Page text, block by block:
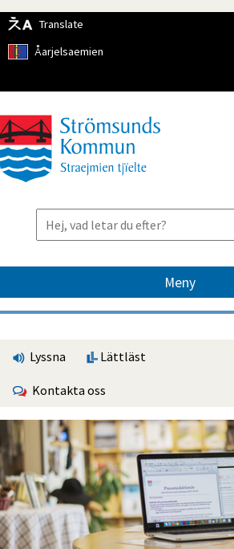
Translate
Åarjelsaemien
Meny
Lyssna Lättläst
Kontakta oss